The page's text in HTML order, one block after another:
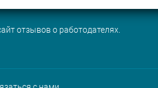
отзывов о работодателях.